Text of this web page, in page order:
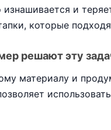
и
которые
решают эту
материалу и